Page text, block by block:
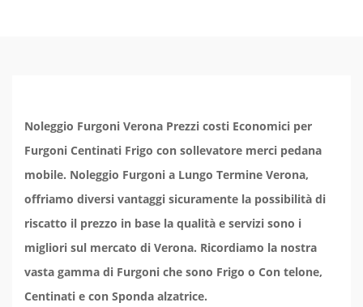
Noleggio Furgoni Verona Prezzi costi Economici per
Furgoni Centinati Frigo con sollevatore merci pedana
mobile. Noleggio Furgoni a Lungo Termine Verona,
offriamo diversi vantaggi sicuramente la possibilità di
riscatto il prezzo in base la qualità e servizi sono i
migliori sul mercato di Verona. Ricordiamo la nostra
vasta gamma di Furgoni che sono Frigo o Con telone,
Centinati e con Sponda alzatrice.